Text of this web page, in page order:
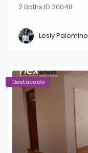
2Baths·ID 30048
Lesly Palomino
Destacado